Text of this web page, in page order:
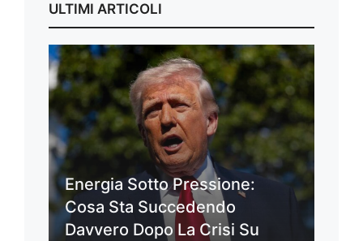
ULTIMI ARTICOLI
Energia Sotto Pressione:
Cosa Sta Succedendo
Davvero Dopo La Crisi Su